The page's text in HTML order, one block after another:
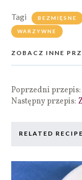
Tagi BEZMIĘSNE
WARZYWNE
ZOBACZ INNE
Poprzedni przepis:
Następny przepis:
RELATED